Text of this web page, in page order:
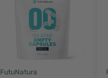
FutuNatura